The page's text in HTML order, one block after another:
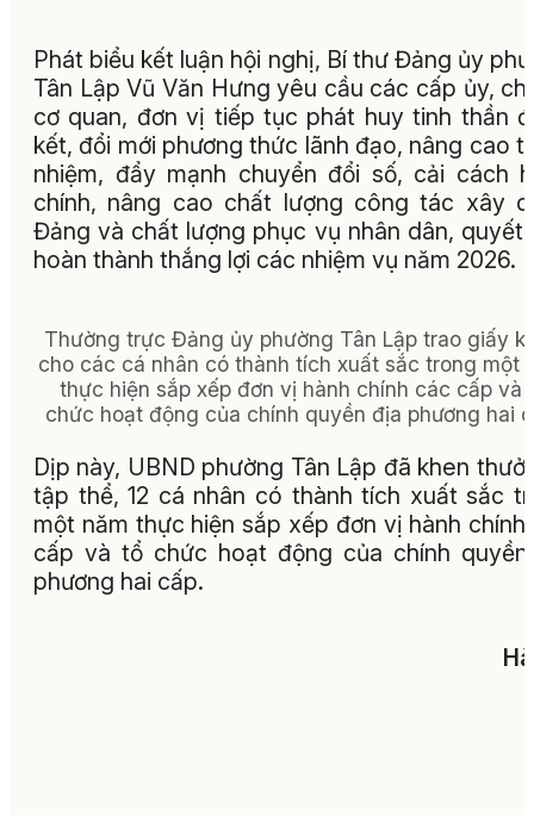
Phát biểu kết luận hội nghị, Bí thư Đảng ủy
Tân Lập Vũ Văn Hưng yêu cầu các cấp ủy,
cơ quan, đơn vị tiếp tục phát huy tinh thần
kết, đổi mới phương thức lãnh đạo, nâng cao
nhiệm, đẩy mạnh chuyển đổi số, cải cách
chính, nâng cao chất lượng công tác xây
Đảng và chất lượng phục vụ nhân dân, quyết
hoàn thành thắng lợi các nhiệm vụ năm 2026.
Thường trực Đảng ủy phường Tân Lập trao giấy
cho các cá nhân có thành tích xuất sắc trong một
thực hiện sắp xếp đơn vị hành chính các cấp và
chức hoạt động của chính quyền địa phương hai
Dịp này, UBND phường Tân Lập đã khen
tập thể, 12 cá nhân có thành tích xuất sắc
một năm thực hiện sắp xếp đơn vị hành chính
cấp và tổ chức hoạt động của chính
phương hai cấp.